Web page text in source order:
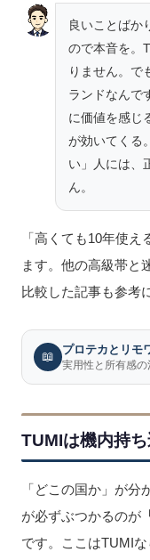
良いことばか
ので本音を。
りません。で
ランドなんで
に価値を感じ
が効いてくる
い」人には、
ん。
「高くても10年使
ます。他の高級帯と
比較した記事も参考
📖 プロテカとリモ
実用性と所有感
TUMIは機内持
「どこの国か」が
が必ずぶつかるのが
です。ここはTUMI